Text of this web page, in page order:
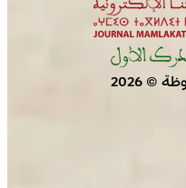
وأماكنها المقدسة
القدس الشريف
© 2026